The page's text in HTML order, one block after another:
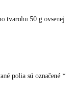
tvarohu 50 g ovsenej
polia sú označené *